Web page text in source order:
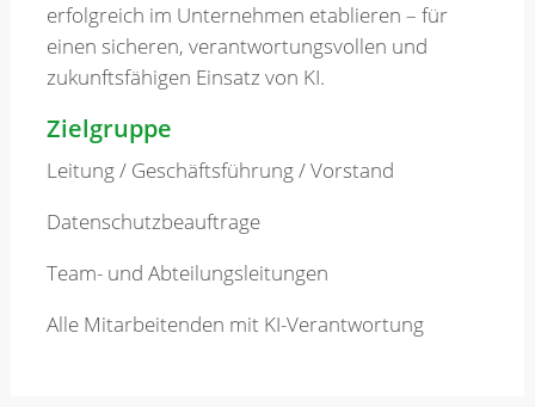
erfolgreich im Unternehmen etablieren – für
einen sicheren, verantwortungsvollen und
zukunftsfähigen Einsatz von KI.
Zielgruppe
Leitung / Geschäftsführung / Vorstand
Datenschutzbeauftrage
Team- und Abteilungsleitungen
Alle Mitarbeitenden mit KI-Verantwortung